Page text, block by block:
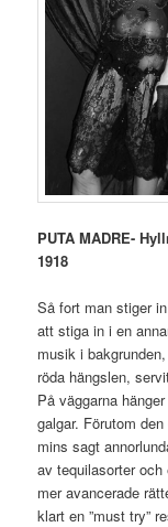
PUTA MADRE-
1918
Så fort man stiger
att stiga in i en
musik i
röda hängslen,
På väggarna
galgar. Förutom
mins sagt
av tequilasorter
mer avancerade
klart en ”must try”